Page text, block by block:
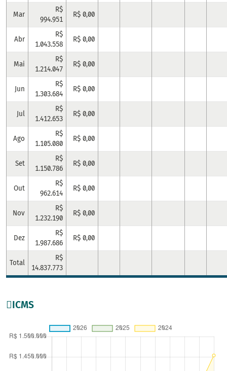
Mar
R$
994.951
R$ 0,00
Abr
R$
1.043.558
R$ 0,00
Mai
R$
1.214.047
R$ 0,00
Jun
R$
1.303.684
R$ 0,00
Jul
R$
1.412.653
R$ 0,00
Ago
R$
1.105.080
R$ 0,00
Set
R$
1.150.786
R$ 0,00
Out
R$
962.614
R$ 0,00
Nov
R$
1.232.190
R$ 0,00
Dez
R$
1.987.686
R$ 0,00
Total
R$
14.837.773
ICMS